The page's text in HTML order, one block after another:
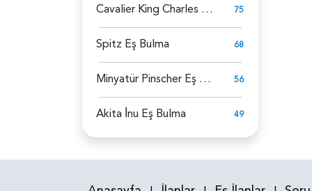
Cavalier King Charles Spaniel Eş Bulma 75
Spitz Eş Bulma 68
Minyatür Pinscher Eş Bulma 56
Akita İ̇nu Eş Bulma 49